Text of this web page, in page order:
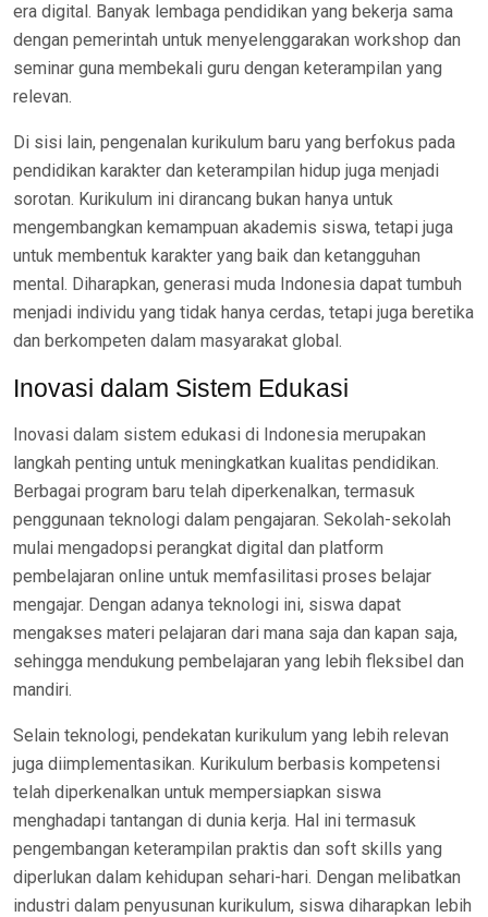
era digital. Banyak lembaga pendidikan yang bekerja sama
dengan pemerintah untuk menyelenggarakan workshop dan
seminar guna membekali guru dengan keterampilan yang
relevan.
Di sisi lain, pengenalan kurikulum baru yang berfokus pada
pendidikan karakter dan keterampilan hidup juga menjadi
sorotan. Kurikulum ini dirancang bukan hanya untuk
mengembangkan kemampuan akademis siswa, tetapi juga
untuk membentuk karakter yang baik dan ketangguhan
mental. Diharapkan, generasi muda Indonesia dapat tumbuh
menjadi individu yang tidak hanya cerdas, tetapi juga beretika
dan berkompeten dalam masyarakat global.
Inovasi dalam Sistem Edukasi
Inovasi dalam sistem edukasi di Indonesia merupakan
langkah penting untuk meningkatkan kualitas pendidikan.
Berbagai program baru telah diperkenalkan, termasuk
penggunaan teknologi dalam pengajaran. Sekolah-sekolah
mulai mengadopsi perangkat digital dan platform
pembelajaran online untuk memfasilitasi proses belajar
mengajar. Dengan adanya teknologi ini, siswa dapat
mengakses materi pelajaran dari mana saja dan kapan saja,
sehingga mendukung pembelajaran yang lebih fleksibel dan
mandiri.
Selain teknologi, pendekatan kurikulum yang lebih relevan
juga diimplementasikan. Kurikulum berbasis kompetensi
telah diperkenalkan untuk mempersiapkan siswa
menghadapi tantangan di dunia kerja. Hal ini termasuk
pengembangan keterampilan praktis dan soft skills yang
diperlukan dalam kehidupan sehari-hari. Dengan melibatkan
industri dalam penyusunan kurikulum, siswa diharapkan lebih